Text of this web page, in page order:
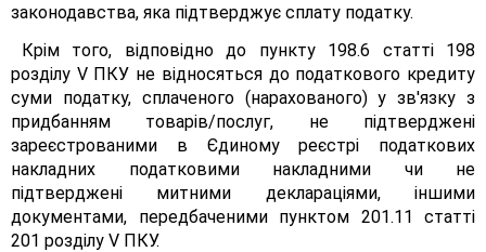
законодавства, яка підтверджує сплату податку.
Крім того, відповідно до пункту 198.6 статті 198
розділу V ПКУ не відносяться до податкового кредиту
суми податку, сплаченого (нарахованого) у зв'язку з
придбанням товарів/послуг, не підтверджені
зареєстрованими в Єдиному реєстрі податкових
накладних податковими накладними чи не
підтверджені митними деклараціями, іншими
документами, передбаченими пунктом 201.11 статті
201 розділу V ПКУ.